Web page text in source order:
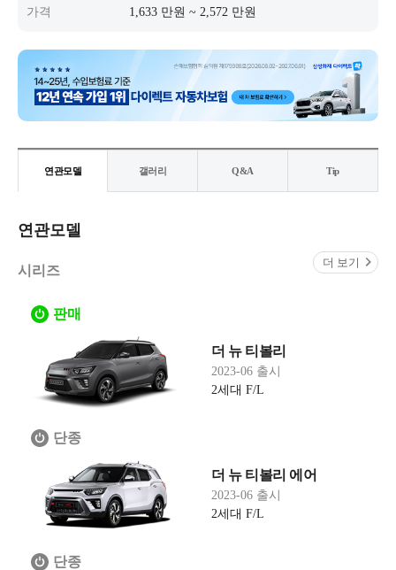
가격
1,633 만원 ~ 2,572 만원
연관모델 갤러리 Q&A Tip
연관모델
시리즈
더 보기
판매
더 뉴 티볼리
2023-06 출시
2세대 F/L
단종
더 뉴 티볼리 에어
2023-06 출시
2세대 F/L
단종